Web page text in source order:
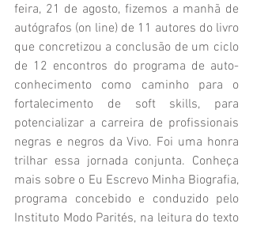
feira, 21 de agosto, fizemos a manhã de
autógrafos (on line) de 11 autores do livro
que concretizou a conclusão de um ciclo
de 12 encontros do programa de auto-
conhecimento como caminho para o
fortalecimento de soft skills, para
potencializar a carreira de profissionais
negras e negros da Vivo. Foi uma honra
trilhar essa jornada conjunta. Conheça
mais sobre o Eu Escrevo Minha Biografia,
programa concebido e conduzido pelo
Instituto Modo Parités, na leitura do texto